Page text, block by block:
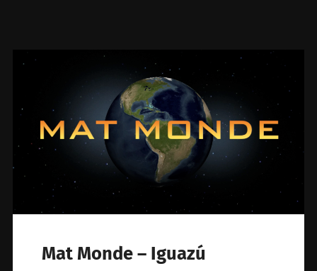
Mat Monde – Iguazú